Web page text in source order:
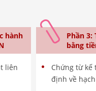
hành
liên
Phần
bằng
Chứng từ kế
định về